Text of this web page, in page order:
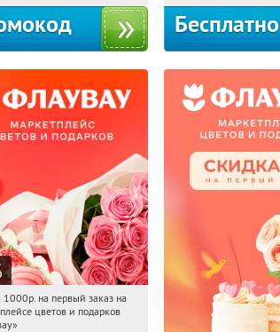
Бесплатно
Получили:
1000р. на первый заказ на
цветов и подарков